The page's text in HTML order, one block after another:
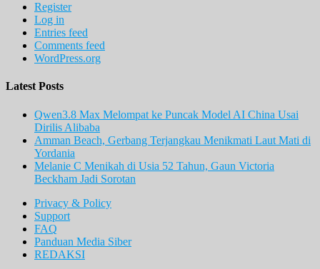
Register
Log in
Entries feed
Comments feed
WordPress.org
Latest Posts
Qwen3.8 Max Melompat ke Puncak Model AI China Usai
Dirilis Alibaba
Amman Beach, Gerbang Terjangkau Menikmati Laut Mati di
Yordania
Melanie C Menikah di Usia 52 Tahun, Gaun Victoria
Beckham Jadi Sorotan
Privacy & Policy
Support
FAQ
Panduan Media Siber
REDAKSI